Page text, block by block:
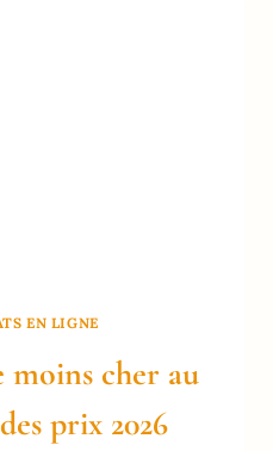
EN LIGNE
moins cher au
prix 2026